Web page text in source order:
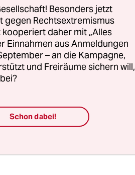
Besonders jetzt
gegen Rechtsextremismus
daher mit „Alles
Einnahmen aus Anmeldungen
– an die Kampagne,
und Freiräume sichern will,
Schon dabei!